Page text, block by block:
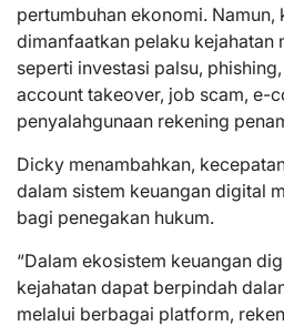
pertumbuhan ekonomi. Namun,
dimanfaatkan pelaku kejahatan
seperti investasi palsu,
account takeover, job scam, e-
penyalahgunaan rekening
Dicky menambahkan,
dalam sistem keuangan digital
bagi penegakan hukum.
“Dalam ekosistem keuangan
kejahatan dapat berpindah
melalui berbagai platform,